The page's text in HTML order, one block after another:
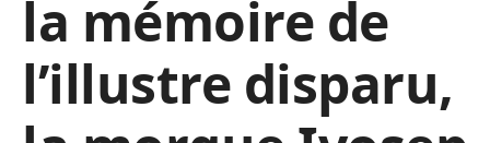
la mémoire de
l’illustre disparu,